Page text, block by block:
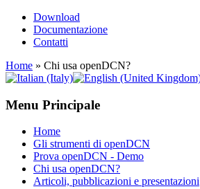
Download
Documentazione
Contatti
Home » Chi usa openDCN?
Menu Principale
Home
Gli strumenti di openDCN
Prova openDCN - Demo
Chi usa openDCN?
Articoli, pubblicazioni e presentazioni